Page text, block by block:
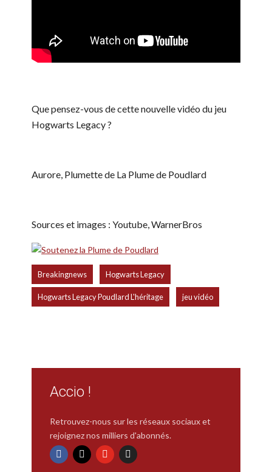
Que pensez-vous de cette nouvelle vidéo du jeu
Hogwarts Legacy ?
Aurore, Plumette de La Plume de Poudlard
Sources et images : Youtube, WarnerBros
Breakingnews Hogwarts Legacy
Hogwarts Legacy Poudlard L'héritage jeu vidéo
Accio !
Retrouvez-nous sur les réseaux sociaux et
rejoignez nos milliers d'abonnés.